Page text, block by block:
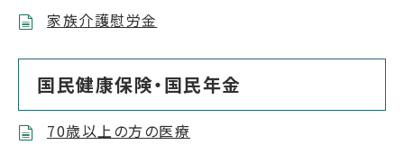
家族介護慰労金
国民健康保険・国民年金
70歳以上の方の医療